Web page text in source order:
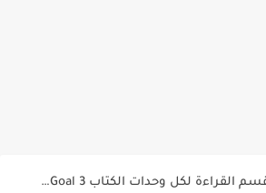
شرح قسم القراءة لكل وحدات الكتاب Super Goal 3 -...